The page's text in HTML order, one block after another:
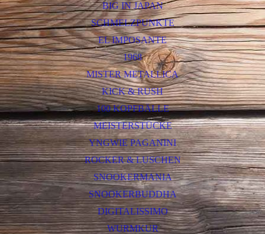
BIG IN JAPAN
SCHMELZPUNKTE
EL IMPOSANTE
1968
MISTER METALLICA
KICK & RUSH
100 KOPFBÄLLE
MEISTERSTÜCKE
YNGWIE PAGANINI
ROCKER & LUSCHEN
SNOOKERMANIA
SNOOKERBUDDHA
DIGITALISSIMO
WURMKUR